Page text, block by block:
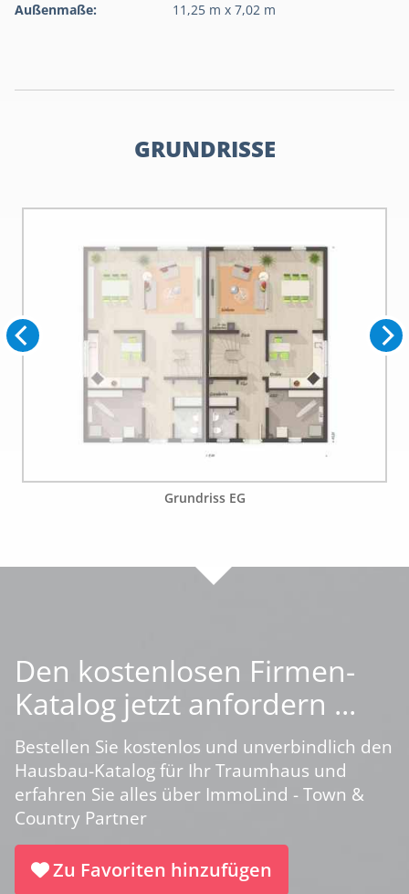
Außenmaße: 11,25 m x 7,02 m
GRUNDRISSE
Grundriss EG
Den kostenlosen Firmen-
Katalog jetzt anfordern ...
Bestellen Sie kostenlos und unverbindlich den
Hausbau-Katalog für Ihr Traumhaus und
erfahren Sie alles über ImmoLind - Town &
Country Partner
Zu Favoriten hinzufügen